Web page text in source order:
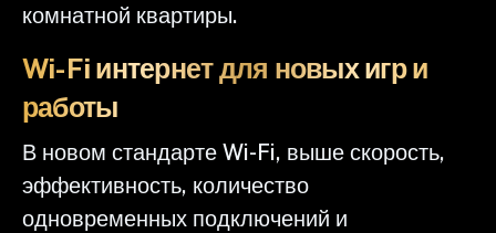
комнатной квартиры.
Wi-Fi интернет для новых игр и
работы
В новом стандарте Wi-Fi, выше скорость,
эффективность, количество
одновременных подключений и